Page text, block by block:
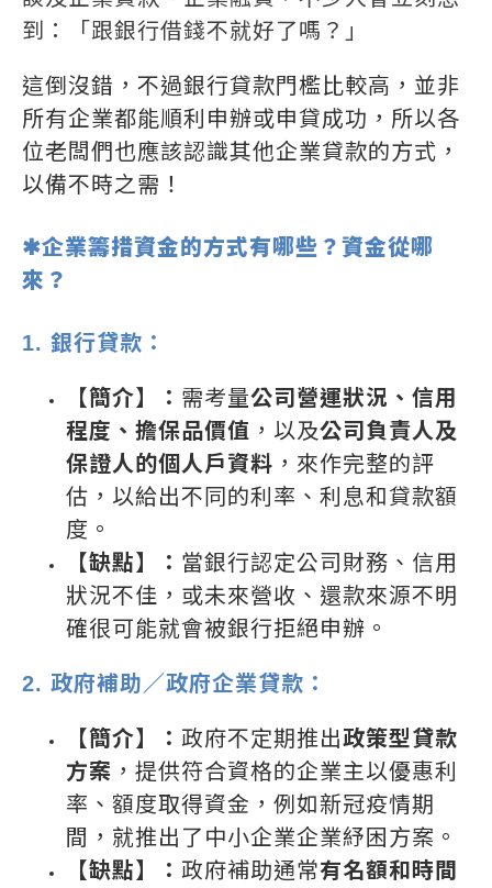
到：「跟銀行借錢不就好了嗎？」
這倒沒錯，不過銀行貸款門檻比較高，並非
所有企業都能順利申辦或申貸成功，所以各
位老闆們也應該認識其他企業貸款的方式，
以備不時之需！
✱企業籌措資金的方式有哪些？資金從哪
來？
1. 銀行貸款：
【簡介】： 需考量公司營運狀況、信用
程度、擔保品價值 ，以及公司負責人及
保證人的個人戶資料 ，來作完整的評
估，以給出不同的利率、利息和貸款額
度。
【缺點】： 當銀行認定公司財務、信用
狀況不佳，或未來營收、還款來源不明
確很可能就會被銀行拒絕申辦。
2. 政府補助／政府企業貸款：
【簡介】： 政府不定期推出政策型貸款
方案 ，提供符合資格的企業主以優惠利
率、額度取得資金，例如新冠疫情期
間，就推出了中小企業企業紓困方案。
【缺點】： 政府補助通常有名額和時間